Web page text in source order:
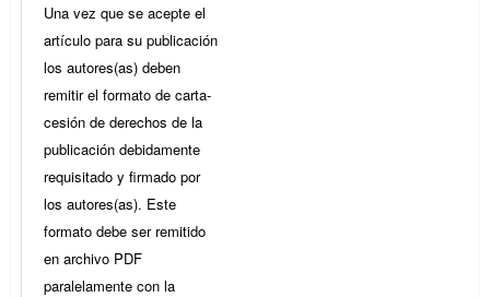
Una vez que se acepte el
artículo para su publicación
los autores(as) deben
remitir el formato de carta-
cesión de derechos de la
publicación debidamente
requisitado y firmado por
los autores(as). Este
formato debe ser remitido
en archivo PDF
paralelamente con la